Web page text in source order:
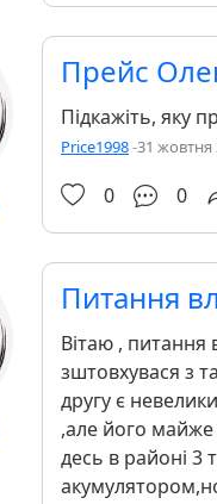
Прейс
Підкажіть, яку
Price1998-31 жовтня
0 0
Питання
Вітаю , питання
зштовхувася з
другу є
,але його
десь в районі 3